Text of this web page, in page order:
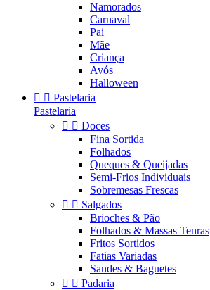
Namorados
Carnaval
Pai
Mãe
Criança
Avós
Halloween
  Pastelaria
Pastelaria
  Doces
Fina Sortida
Folhados
Queques & Queijadas
Semi-Frios Individuais
Sobremesas Frescas
  Salgados
Brioches & Pão
Folhados & Massas Tenras
Fritos Sortidos
Fatias Variadas
Sandes & Baguetes
  Padaria